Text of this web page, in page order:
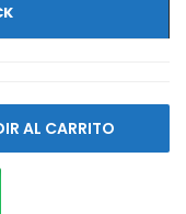
AL CARRITO